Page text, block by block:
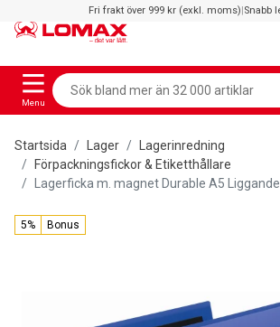
Fri frakt över 999 kr (exkl. moms)|Snabb
Menu
Startsida Lager
Lagerinredning
Förpackningsfickor & Etiketthållare
Lagerficka m. magnet Durable A5 Liggande
5% Bonus